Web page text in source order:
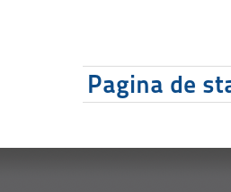
Pagina de